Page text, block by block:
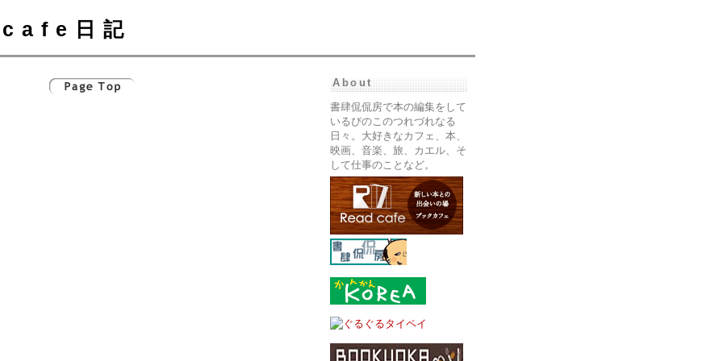
cafe日記
About
書肆侃侃房で本の編集をして
いるぴのこのつれづれなる
日々。大好きなカフェ、本、
映画、音楽、旅、カエル、そ
して仕事のことなど。